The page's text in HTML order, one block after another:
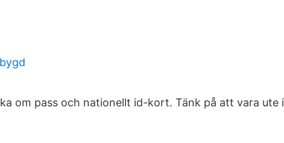
om pass och nationellt id-kort. Tänk på att vara ute i